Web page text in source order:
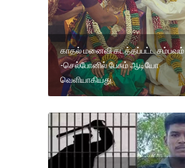
காதல் மனைவி கடத்தப்பட்ட சம்பவம்
-செல்போனில் பேசும் ஆடியோ
வெளியாகியது.